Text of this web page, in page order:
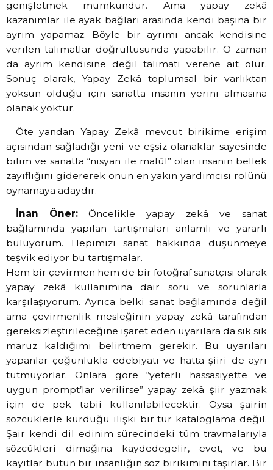
genişletmek mümkündür. Ama yapay zekâ
kazanımlar ile ayak bağları arasında kendi başına bir
ayrım yapamaz. Böyle bir ayrımı ancak kendisine
verilen talimatlar doğrultusunda yapabilir. O zaman
da ayrım kendisine değil talimatı verene ait olur.
Sonuç olarak, Yapay Zekâ toplumsal bir varlıktan
yoksun olduğu için sanatta insanın yerini almasına
olanak yoktur.
Öte yandan Yapay Zekâ mevcut birikime erişim
açısından sağladığı yeni ve eşsiz olanaklar sayesinde
bilim ve sanatta “nisyan ile malûl” olan insanın bellek
zayıflığını gidererek onun en yakın yardımcısı rolünü
oynamaya adaydır.
İnan Öner:Öncelikle yapay zekâ ve sanat
bağlamında yapılan tartışmaları anlamlı ve yararlı
buluyorum. Hepimizi sanat hakkında düşünmeye
teşvik ediyor bu tartışmalar.
Hem bir çevirmen hem de bir fotoğraf sanatçısı olarak
yapay zekâ kullanımına dair soru ve sorunlarla
karşılaşıyorum. Ayrıca belki sanat bağlamında değil
ama çevirmenlik mesleğinin yapay zekâ tarafından
gereksizleştirileceğine işaret eden uyarılara da sık sık
maruz kaldığımı belirtmem gerekir. Bu uyarıları
yapanlar çoğunlukla edebiyatı ve hatta şiiri de ayrı
tutmuyorlar. Onlara göre “yeterli hassasiyette ve
uygun prompt’lar verilirse” yapay zekâ şiir yazmak
için de pek tabii kullanılabilecektir. Oysa şairin
sözcüklerle kurduğu ilişki bir tür kataloglama değil.
Şair kendi dil edinim sürecindeki tüm travmalarıyla
sözcükleri dimağına kaydedegelir, evet, ve bu
kayıtlar bütün bir insanlığın söz birikimini taşırlar. Bir